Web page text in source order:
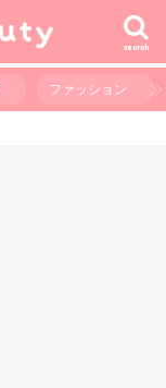
search
ファッション